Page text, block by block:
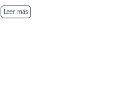
Leer más